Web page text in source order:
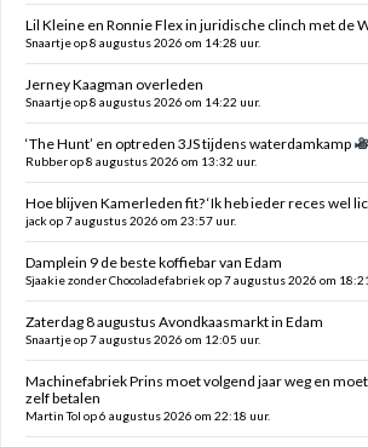
Lil Kleine en Ronnie Flex in juridische clinch met de
Snaartje op 8 augustus 2026 om 14:28 uur.
Jerney Kaagman overleden
Snaartje op 8 augustus 2026 om 14:22 uur.
‘The Hunt’ en optreden 3JS tijdens waterdamkamp
Rubber op 8 augustus 2026 om 13:32 uur.
Hoe blijven Kamerleden fit? ‘Ik heb ieder reces wel
jack op 7 augustus 2026 om 23:57 uur.
Damplein 9 de beste koffiebar van Edam
Sjaakie zonder Chocoladefabriek op 7 augustus 2026 om
Zaterdag 8 augustus Avondkaasmarkt in Edam
Snaartje op 7 augustus 2026 om 12:05 uur.
Machinefabriek Prins moet volgend jaar weg en
zelf betalen
Martin Tol op 6 augustus 2026 om 22:18 uur.